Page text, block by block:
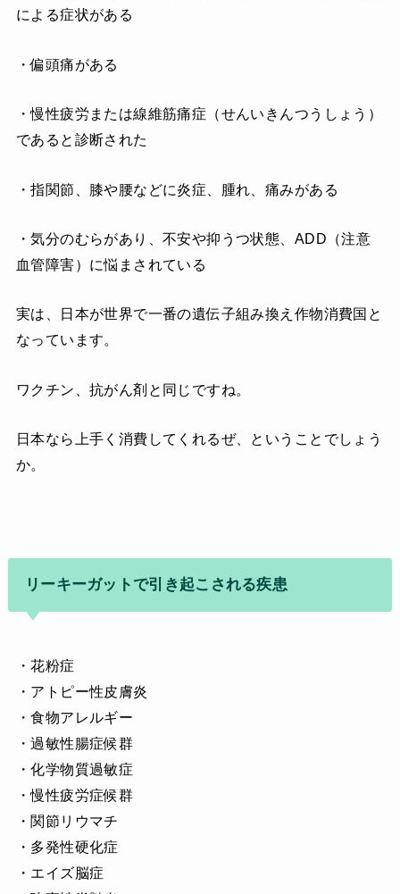
による症状がある
・偏頭痛がある
・慢性疲労または線維筋痛症（せんいきんつうしょう）
であると診断された
・指関節、膝や腰などに炎症、腫れ、痛みがある
・気分のむらがあり、不安や抑うつ状態、ADD（注意
血管障害）に悩まされている
実は、日本が世界で一番の遺伝子組み換え作物消費国と
なっています。
ワクチン、抗がん剤と同じですね。
日本なら上手く消費してくれるぜ、ということでしょう
か。
リーキーガットで引き起こされる疾患
・花粉症
・アトピー性皮膚炎
・食物アレルギー
・過敏性腸症候群
・化学物質過敏症
・慢性疲労症候群
・関節リウマチ
・多発性硬化症
・エイズ脳症